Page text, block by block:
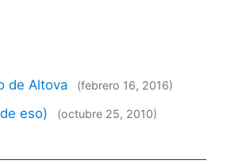
de Altova (febrero 16, 2016)
eso) (octubre 25, 2010)